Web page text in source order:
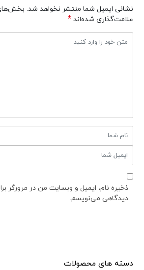
نشانی ایمیل شما منتشر نخواهد شد. بخش‌های
علامت‌گذاری شده‌اند *
ذخیره نام، ایمیل و وبسایت من در مرورگر
دیدگاهی می‌نویسم.
دسته های محصولات